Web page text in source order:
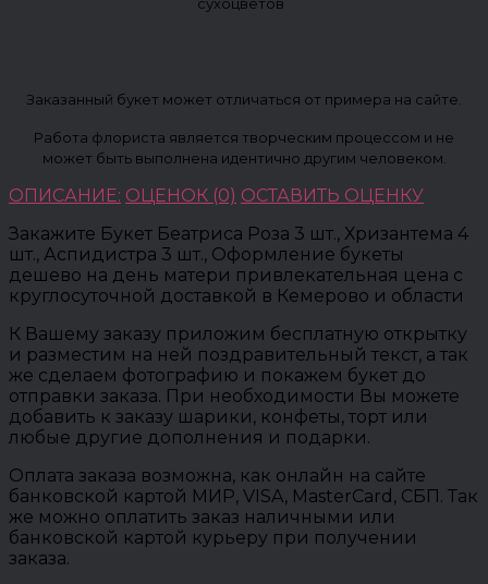
Заказанный букет может отличаться от примера на сайте.
Работа флориста является творческим процессом и не
может быть выполнена идентично другим человеком.
ОПИСАНИЕ: ОЦЕНОК (0) ОСТАВИТЬ ОЦЕНКУ
Закажите Букет Беатриса Роза 3 шт., Хризантема 4
шт., Аспидистра 3 шт., Оформление букеты
дешево на день матери привлекательная цена с
круглосуточной доставкой в Кемерово и области
К Вашему заказу приложим бесплатную открытку
и разместим на ней поздравительный текст, а так
же сделаем фотографию и покажем букет до
отправки заказа. При необходимости Вы можете
добавить к заказу шарики, конфеты, торт или
любые другие дополнения и подарки.
Оплата заказа возможна, как онлайн на сайте
банковской картой МИР, VISA, MasterCard, СБП. Так
же можно оплатить заказ наличными или
банковской картой курьеру при получении
заказа.